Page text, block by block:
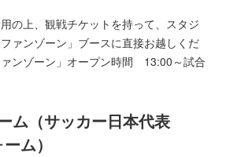
の上、観戦チケットを持って、スタジ
ァンゾーン」ブースに直接お越しくだ
ンゾーン」オープン時間 13:00～試合
ム（サッカー日本代表
ム）